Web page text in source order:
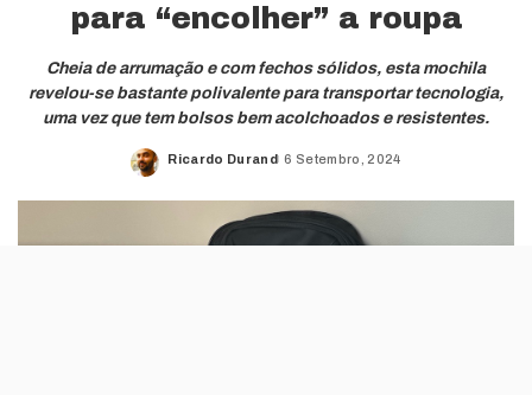
para “encolher” a roupa
Cheia de arrumação e com fechos sólidos, esta mochila
revelou-se bastante polivalente para transportar tecnologia,
uma vez que tem bolsos bem acolchoados e resistentes.
Posted
Ricardo Durand 6 Setembro, 2024